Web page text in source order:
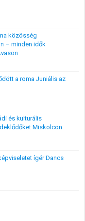
közösség
– minden idők
a roma Juniális az
és kulturális
Miskolcon
ígér Dancs